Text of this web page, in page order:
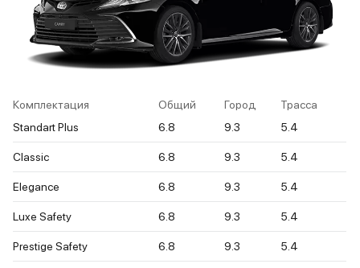
Комплектация Общий Город
Трасса
Standart Plus
6.8 9.3 5.4
Classic 6.8 9.3 5.4
Elegance 6.8 9.3 5.4
Luxe Safety 6.8 9.3 5.4
Prestige Safety 6.8 9.3 5.4